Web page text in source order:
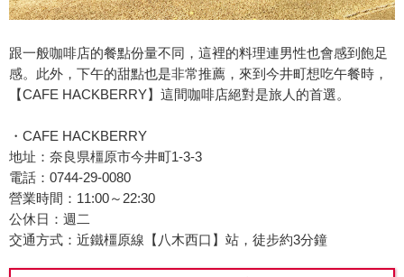
跟一般咖啡店的餐點份量不同，這裡的料理連男性也會感到飽足
感。此外，下午的甜點也是非常推薦，來到今井町想吃午餐時，
【CAFE HACKBERRY】這間咖啡店絕對是旅人的首選。
・CAFE HACKBERRY
地址：奈良県橿原市今井町1-3-3
電話：0744-29-0080
營業時間：11:00～22:30
公休日：週二
交通方式：近鐵橿原線【八木西口】站，徒步約3分鐘